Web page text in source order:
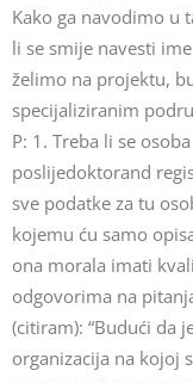
Kako ga navodimo u
li se smije navesti
želimo na projektu,
specijaliziranim
P: 1. Treba li se
poslijedoktorand
sve podatke za tu
kojemu ću samo
ona morala imati
odgovorima na
(citiram): “Budući da
organizacija na kojoj